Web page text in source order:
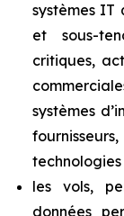
systèmes IT
et sous-
critiques,
systèmes
technologies
les
vols,
données